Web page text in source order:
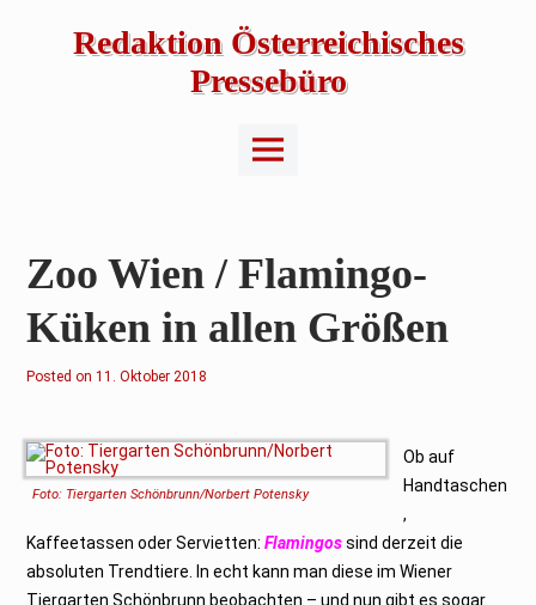
Redaktion Österreichisches
Pressebüro
Main
Menu
Zoo Wien / Flamingo-
Küken in allen Größen
Posted on11. Oktober 2018
Foto: Tiergarten Schönbrunn/Norbert Potensky
Ob auf
Handtaschen
,
Kaffeetassen oder Servietten:Flamingossind derzeit die
absoluten Trendtiere. In echt kann man diese im Wiener
Tiergarten Schönbrunn beobachten – und nun gibt es sogar